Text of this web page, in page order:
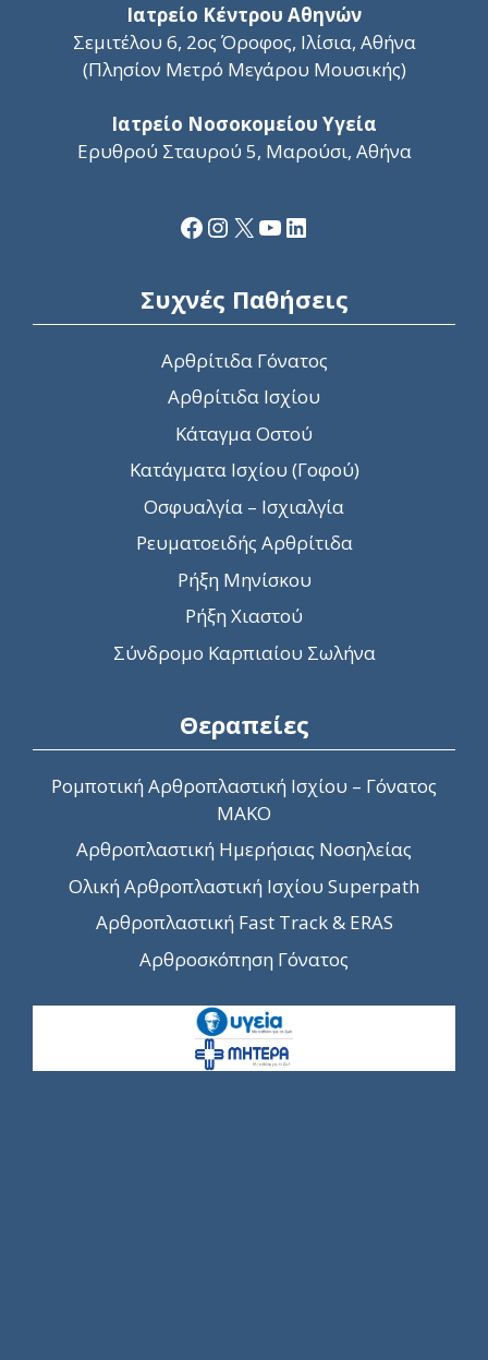
Ιατρείο Κέντρου Αθηνών
Σεμιτέλου 6, 2ος Όροφος, Ιλίσια, Αθήνα
(Πλησίον Μετρό Μεγάρου Μουσικής)
Ιατρείο Νοσοκομείου Υγεία
Ερυθρού Σταυρού 5, Μαρούσι, Αθήνα
Facebook
Instagram
X YouTube
Linkedin
Συχνές Παθήσεις
Αρθρίτιδα Γόνατος
Αρθρίτιδα Ισχίου
Κάταγμα Οστού
Κατάγματα Ισχίου (Γοφού)
Οσφυαλγία – Ισχιαλγία
Ρευματοειδής Αρθρίτιδα
Ρήξη Μηνίσκου
Ρήξη Χιαστού
Σύνδρομο Καρπιαίου Σωλήνα
Θεραπείες
Ρομποτική Αρθροπλαστική Ισχίου – Γόνατος
MAKO
Αρθροπλαστική Ημερήσιας Νοσηλείας
Ολική Αρθροπλαστική Ισχίου Superpath
Αρθροπλαστική Fast Track & ERAS
Αρθροσκόπηση Γόνατος